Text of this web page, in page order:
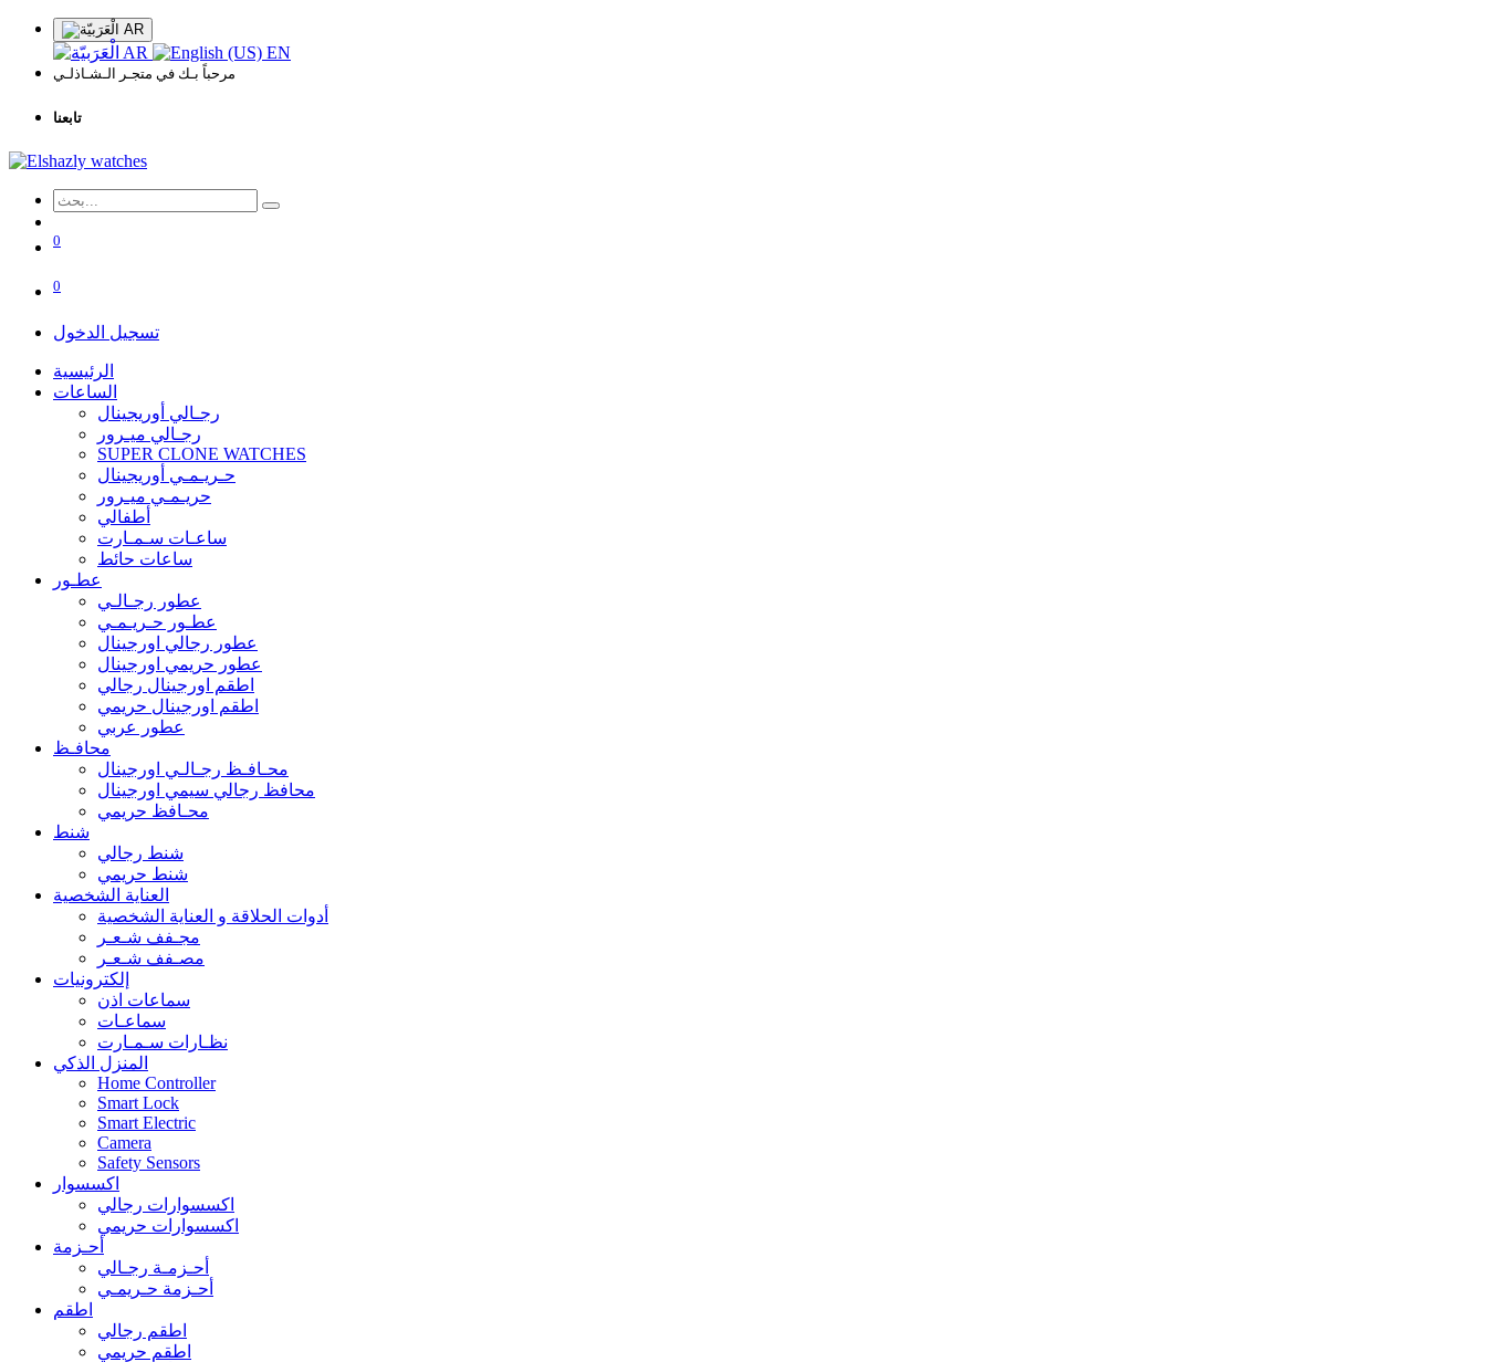
AR
AR EN
مرحباً بـك في متجـر الـشـاذلـي
تابعنا
0
0
تسجيل الدخول
الرئيسية
الساعات
رجـالي أوريجينال
رجـالي ميـرور
SUPER CLONE WATCHES
حـريـمـي أوريجينال
حريـمـي ميـرور
أطفالي
ساعـات سـمـارت
ساعات حائط
عطـور
عطور رجـالـي
عطـور حـريـمـي
عطور رجالي اورجينال
عطور حريمي اورجينال
اطقم اورجينال رجالي
اطقم اورجينال حريمي
عطور عربي
محافـظ
محـافـظ رجـالـي اورجينال
محافظ رجالي سيمي اورجينال
محـافظ حريمي
شنط
شنط رجالي
شنط حريمي
العناية الشخصية
أدوات الحلاقة و العناية الشخصية
مجـفف شـعـر
مصـفف شـعـر
إلكترونيات
سماعات اذن
سماعـات
نظـارات سـمـارت
المنزل الذكي
Home Controller
Smart Lock
Smart Electric
Camera
Safety Sensors
اكسسوار
اكسسوارات رجالي
اكسسوارات حريمي
أحـزمة
أحـزمـة رجـالي
أحـزمة حـريمـي
اطقم
اطقم رجالي
اطقم حريمي